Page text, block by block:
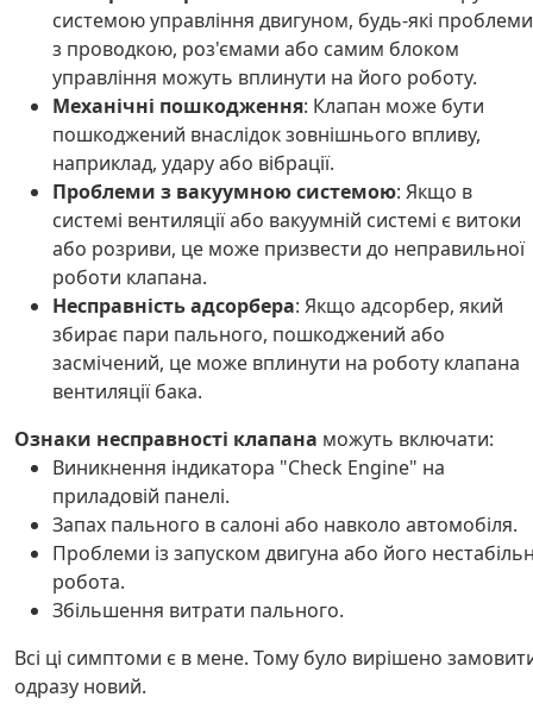
системою управління двигуном, будь-які проблеми
з проводкою, роз'ємами або самим блоком
управління можуть вплинути на його роботу.
Механічні пошкодження: Клапан може бути
пошкоджений внаслідок зовнішнього впливу,
наприклад, удару або вібрації.
Проблеми з вакуумною системою: Якщо в
системі вентиляції або вакуумній системі є витоки
або розриви, це може призвести до неправильної
роботи клапана.
Несправність адсорбера: Якщо адсорбер, який
збирає пари пального, пошкоджений або
засмічений, це може вплинути на роботу клапана
вентиляції бака.
Ознаки несправності клапана можуть включати:
Виникнення індикатора "Check Engine" на
приладовій панелі.
Запах пального в салоні або навколо автомобіля.
Проблеми із запуском двигуна або його
робота.
Збільшення витрати пального.
Всі ці симптоми є в мене. Тому було вирішено
одразу новий.